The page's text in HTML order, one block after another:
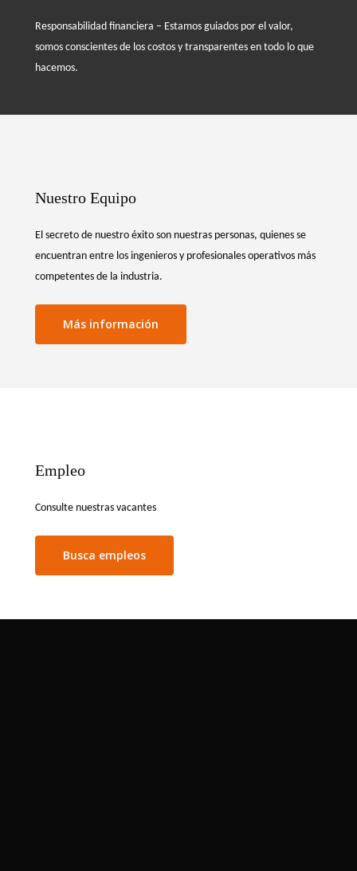
Responsabilidad financiera – Estamos guiados por el valor,
somos conscientes de los costos y transparentes en todo lo que
hacemos.
Nuestro Equipo
El secreto de nuestro éxito son nuestras personas, quienes se
encuentran entre los ingenieros y profesionales operativos más
competentes de la industria.
Más información
Empleo
Consulte nuestras vacantes
Busca empleos